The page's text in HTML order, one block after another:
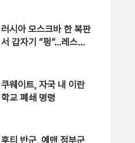
러시아 모스크바 한 복판
서 갑자기 “펑”…레스토
영상]
쿠웨이트, 자국 내 이란
학교 폐쇄 명령
후티 반군, 예맨 정부군